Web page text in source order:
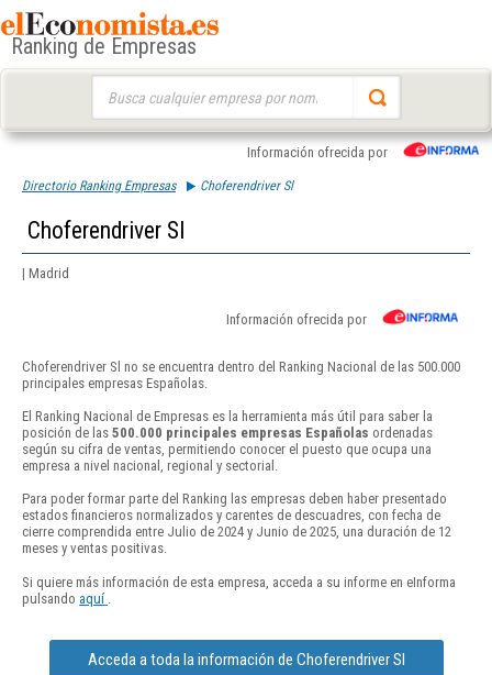
Ranking de Empresas
Información ofrecida por
Directorio Ranking Empresas Choferendriver Sl
Choferendriver Sl
| Madrid
Información ofrecida por
Choferendriver Sl no se encuentra dentro del Ranking Nacional de las 500.000
principales empresas Españolas.
El Ranking Nacional de Empresas es la herramienta más útil para saber la
posición de las 500.000 principales empresas Españolas ordenadas
según su cifra de ventas, permitiendo conocer el puesto que ocupa una
empresa a nivel nacional, regional y sectorial.
Para poder formar parte del Ranking las empresas deben haber presentado
estados financieros normalizados y carentes de descuadres, con fecha de
cierre comprendida entre Julio de 2024 y Junio de 2025, una duración de 12
meses y ventas positivas.
Si quiere más información de esta empresa, acceda a su informe en eInforma
pulsando aquí
Acceda a toda la información de Choferendriver Sl